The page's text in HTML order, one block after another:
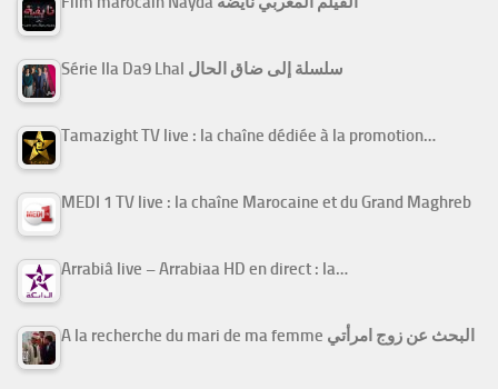
Série Ila Da9 Lhal سلسلة إلى ضاق الحال
Tamazight TV live : la chaîne dédiée à la promotion…
MEDI 1 TV live : la chaîne Marocaine et du Grand Maghreb
Arrabiâ live – Arrabiaa HD en direct : la…
A la recherche du mari de ma femme البحث عن زوج امرأتي